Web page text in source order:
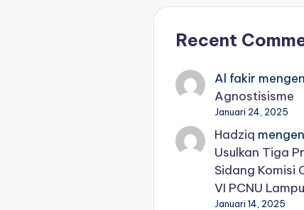
Recent
Al fakir
Agnostisisme
Januari 24, 2025
Hadziq
Usulkan Tiga
Sidang Komisi
VI PCNU
Januari 14, 2025